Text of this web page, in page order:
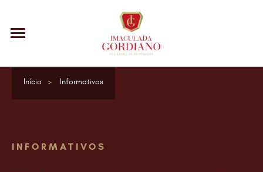
Início Informativos
INFORMATIVOS